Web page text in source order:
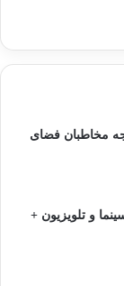
مخاطبان فضای
و تلویزیون +